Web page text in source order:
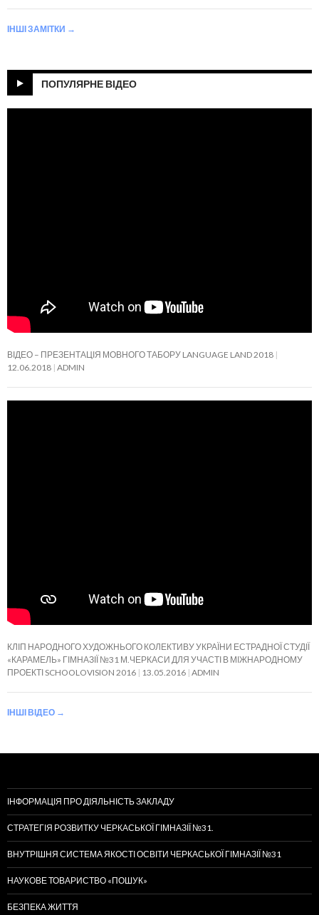
ІНШІ ЗАМІТКИ →
ПОПУЛЯРНЕ ВІДЕО
ВІДЕО – ПРЕЗЕНТАЦІЯ МОВНОГО ТАБОРУ LANGUAGE LAND 2018
12.06.2018 ADMIN
КЛІП НАРОДНОГО ХУДОЖНЬОГО КОЛЕКТИВУ УКРАЇНИ ЕСТРАДНОЇ СТУДІЇ
«КАРАМЕЛЬ» ГІМНАЗІЇ №31 М.ЧЕРКАСИ ДЛЯ УЧАСТІ В МІЖНАРОДНОМУ
ПРОЕКТІ SCHOOLOVISION 2016
13.05.2016 ADMIN
ІНШІ ВІДЕО →
ІНФОРМАЦІЯ ПРО ДІЯЛЬНІСТЬ ЗАКЛАДУ
СТРАТЕГІЯ РОЗВИТКУ ЧЕРКАСЬКОЇ ГІМНАЗІЇ №31.
ВНУТРІШНЯ СИСТЕМА ЯКОСТІ ОСВІТИ ЧЕРКАСЬКОЇ ГІМНАЗІЇ №31
НАУКОВЕ ТОВАРИСТВО «ПОШУК»
БЕЗПЕКА ЖИТТЯ